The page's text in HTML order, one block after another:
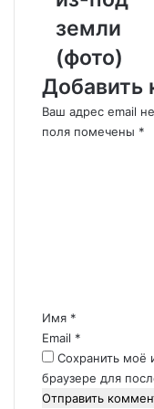
ы
п
о
с
т
Р
,
к
о
т
земли
(фото)
Добавить
Ваш адрес email
поля помечены *
р
и
й
*
Имя *
Email *
Сохранить моё
браузере для